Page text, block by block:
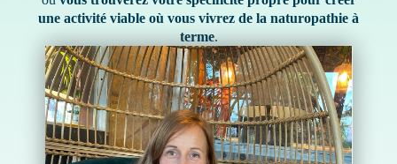
une activité viable où vous vivrez de la naturopathie à
terme.